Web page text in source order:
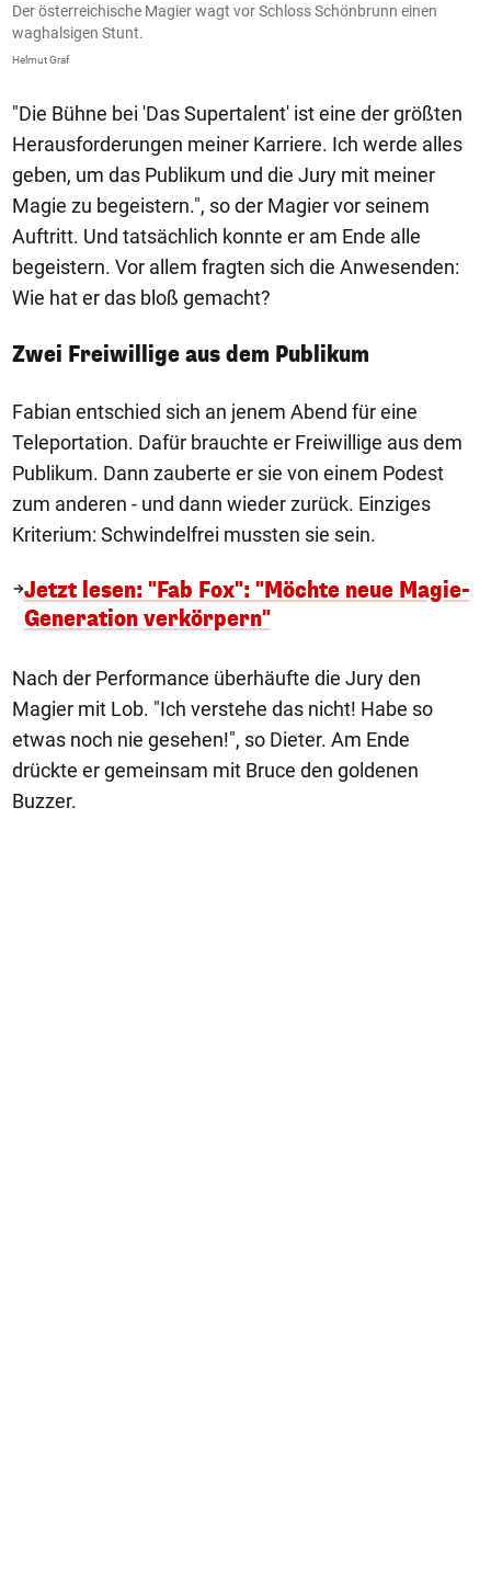
Der österreichische Magier wagt vor Schloss Schönbrunn einen
waghalsigen Stunt.
Helmut Graf
"Die Bühne bei 'Das Supertalent' ist eine der größten
Herausforderungen meiner Karriere. Ich werde alles
geben, um das Publikum und die Jury mit meiner
Magie zu begeistern.", so der Magier vor seinem
Auftritt. Und tatsächlich konnte er am Ende alle
begeistern. Vor allem fragten sich die Anwesenden:
Wie hat er das bloß gemacht?
Zwei Freiwillige aus dem Publikum
Fabian entschied sich an jenem Abend für eine
Teleportation. Dafür brauchte er Freiwillige aus dem
Publikum. Dann zauberte er sie von einem Podest
zum anderen - und dann wieder zurück. Einziges
Kriterium: Schwindelfrei mussten sie sein.
Jetzt lesen: "Fab Fox": "Möchte neue Magie-
Generation verkörpern"
Nach der Performance überhäufte die Jury den
Magier mit Lob. "Ich verstehe das nicht! Habe so
etwas noch nie gesehen!", so Dieter. Am Ende
drückte er gemeinsam mit Bruce den goldenen
Buzzer.